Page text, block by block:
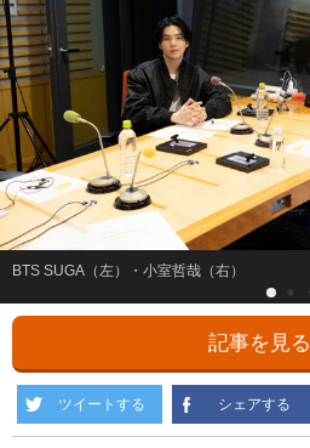
BTS SUGA（左）・小室哲哉（右）
記事を見る
ツイートする シェアする